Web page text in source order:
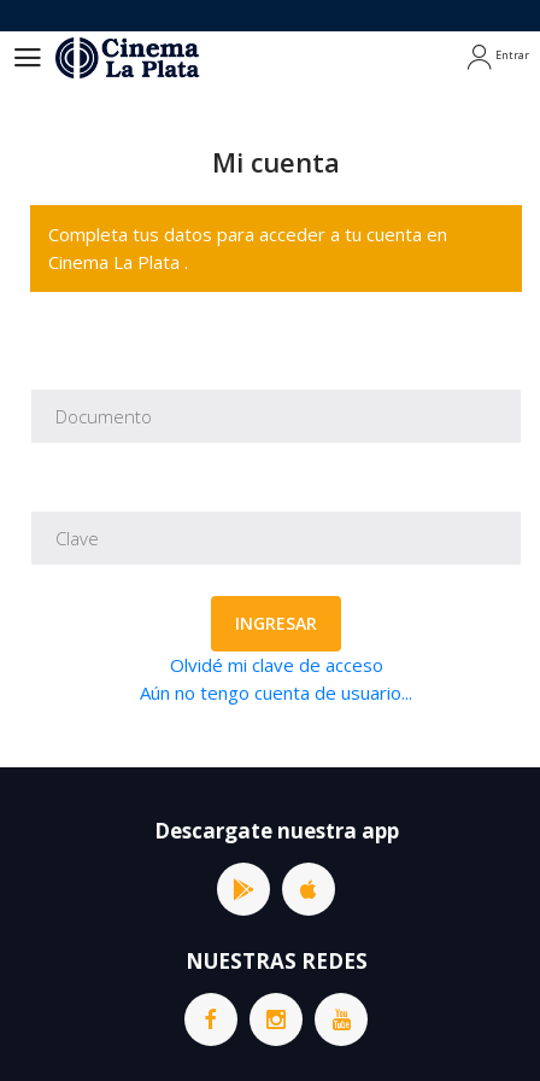
Entrar
Mi cuenta
Completa tus datos para acceder a tu cuenta en
Cinema La Plata .
INGRESAR
Olvidé mi clave de acceso
Aún no tengo cuenta de usuario...
Descargate nuestra app
NUESTRAS REDES